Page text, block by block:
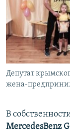
Депутат
жена-
В
MercedesBenz